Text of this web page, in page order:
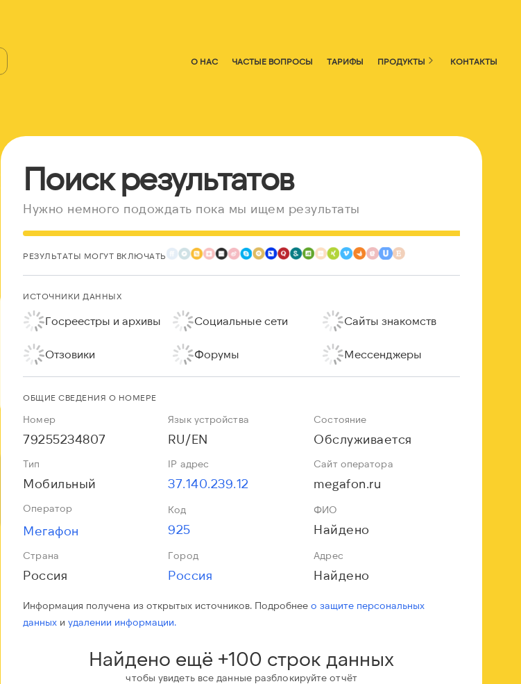
О НАС ЧАСТЫЕ ВОПРОСЫ ТАРИФЫ ПРОДУКТЫ КОНТАКТЫ
Поиск результатов
Нужно немного подождать пока мы ищем результаты
РЕЗУЛЬТАТЫ МОГУТ ВКЛЮЧАТЬ
ИСТОЧНИКИ ДАННЫХ
Госреестры и архивы Социальные сети Сайты знакомств
Отзовики Форумы Мессенджеры
ОБЩИЕ СВЕДЕНИЯ О НОМЕРЕ
Номер
79255234807
Язык устройства
RU/EN
Состояние
Обслуживается
Тип
Мобильный
IP адрес
37.140.239.12
Сайт оператора
megafon.ru
Оператор
Мегафон
Код
925
ФИО
Найдено
Страна
Россия
Город
Россия
Адрес
Найдено
Информация получена из открытых источников. Подробнеео защите персональных
данных иудалении информации.
Найдено ещё +100 строк данных
чтобы увидеть все данные разблокируйте отчёт